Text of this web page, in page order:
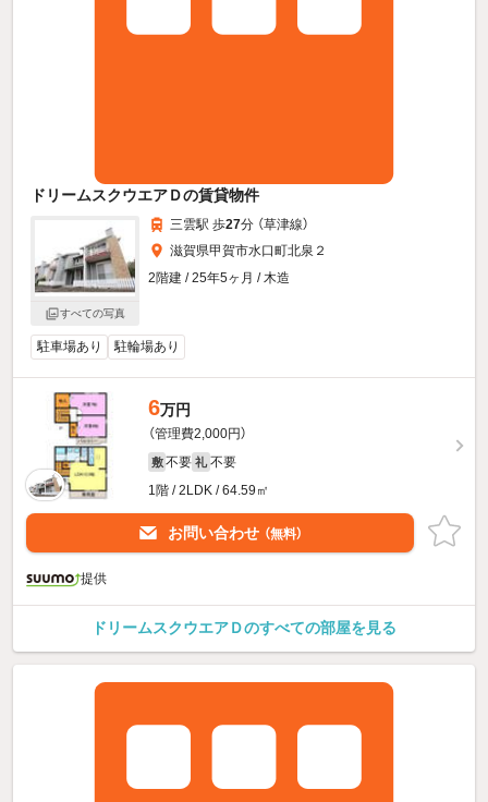
ドリームスクウエアＤの賃貸物件
すべての写真
三雲駅 歩27分 （草津線）
滋賀県甲賀市水口町北泉２
2階建 / 25年5ヶ月 / 木造
駐車場あり 駐輪場あり
6万円
（管理費2,000円）
敷 不要 礼 不要
1階 / 2LDK / 64.59㎡
お問い合わせ （無料）
提供
ドリームスクウエアＤのすべての部屋を見る